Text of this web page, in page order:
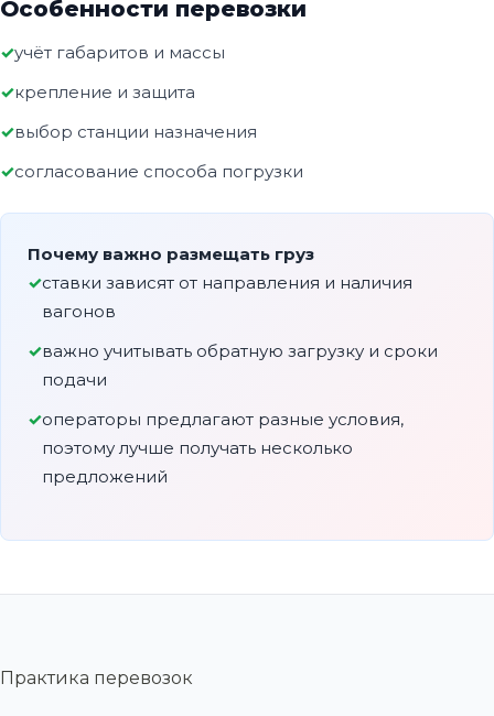
Особенности перевозки
учёт габаритов и массы
крепление и защита
выбор станции назначения
согласование способа погрузки
Почему важно размещать груз
ставки зависят от направления и наличия
вагонов
важно учитывать обратную загрузку и сроки
подачи
операторы предлагают разные условия,
поэтому лучше получать несколько
предложений
Практика перевозок